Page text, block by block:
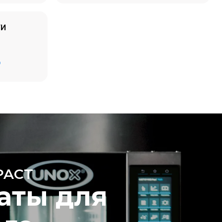
которой
быть
для